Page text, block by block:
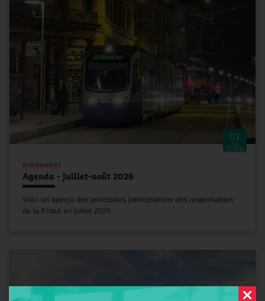
01
Juil
2026
EVÈNEMENT
Agenda - Juillet-août 2026
Voici un aperçu des principales participations des responsables
de la Fnaut en juillet 2026.